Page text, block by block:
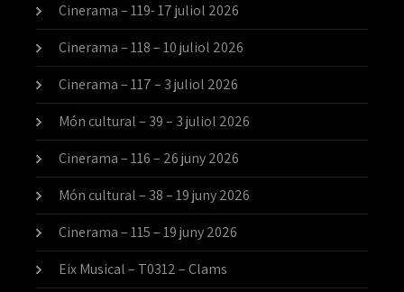
Cinerama – 119- 17 juliol 2026
Cinerama – 118 – 10 juliol 2026
Cinerama – 117 – 3 juliol 2026
Món cultural – 39 – 3 juliol 2026
Cinerama – 116 – 26 juny 2026
Món cultural – 38 – 19 juny 2026
Cinerama – 115 – 19 juny 2026
Eix Musical – T0312 – Clams